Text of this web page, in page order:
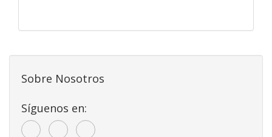
Sobre Nosotros
Síguenos en: